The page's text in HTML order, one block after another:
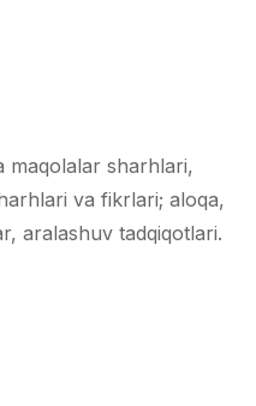
maqolalar sharhlari,
va fikrlari; aloqa,
aralashuv tadqiqotlari.